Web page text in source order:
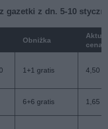
gazetki z dn. 5-10
Obniżka
cena
1+1 gratis 4,50
6+6 gratis 1,65